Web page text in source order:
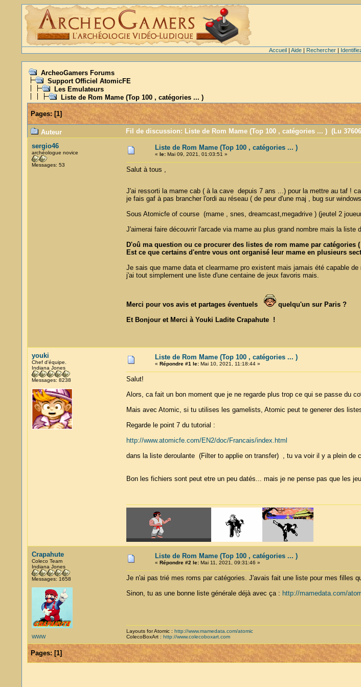
Accueil| Aide| Rechercher|
ArcheoGamers Forums
Support Officiel AtomicFE
Les Emulateurs
Liste de Rom Mame (Top 100 , catégories ... )
Pages:[1]
Auteur
Fil de discussion: Liste de Rom Mame (Top 100 , catégories ... ) (Lu
sergio46
archéologue novice
Messages: 53
Liste de Rom Mame (Top 100 , catégories ... )
« le:Mai 09, 2021, 01:03:51 »
Salut à tous ,
J'ai ressorti la mame cab ( à la cave depuis 7 ans ...) pour la mettre au taf !
je fais gaf à pas brancher l'ordi au réseau ( de peur d'une maj , bug sur
Sous Atomicfe of course (mame , snes, dreamcast,megadrive ) (jeutel 2
J'aimerai faire découvrir l'arcade via mame au plus grand nombre mais la
D'oû ma question ou ce procurer des listes de rom mame par
Est ce que certains d'entre vous ont organisé leur mame en plusieurs
Je sais que mame data et clearmame pro existent mais jamais été capable de
j'ai tout simplement une liste d'une centaine de jeux favoris mais.
Merci pour vos avis et partages éventuels
quelqu'un sur Paris ?
Et Bonjour et Merci à Youki Ladite Crapahute !
youki
Chef d'équipe.
Indiana Jones
Messages: 8238
Liste de Rom Mame (Top 100 , catégories ... )
« Répondre #1 le:Mai 10, 2021, 11:18:44 »
Salut!
Alors, ca fait un bon moment que je ne regarde plus trop ce qui se passe du
Mais avec Atomic, si tu utilises les gamelists, Atomic peut te generer des
Regarde le point 7 du tutorial :
http://www.atomicfe.com/EN2/doc/Francais/index.html
dans la liste deroulante (Filter to applie on transfer) , tu va voir il y a plein de
Bon les fichiers sont peut etre un peu datés... mais je ne pense pas que les
Crapahute
Coleco Team
Indiana Jones
Messages: 1658
WWW
Liste de Rom Mame (Top 100 , catégories ... )
« Répondre #2 le:Mai 11, 2021, 09:31:46 »
Je n'ai pas trié mes roms par catégories. J'avais fait une liste pour mes filles
Sinon, tu as une bonne liste générale déjà avec ça : http://mamedata.com/
Layouts for Atomic : http://www.mamedata.com/atomic
ColecoBoxArt : http://www.colecoboxart.com
Pages:[1]